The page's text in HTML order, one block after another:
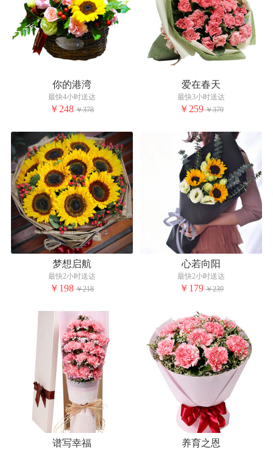
你的港湾
最快4小时送达
￥248 ￥378
爱在春天
最快3小时送达
￥259 ￥379
梦想启航
最快2小时送达
￥198 ￥218
心若向阳
最快2小时送达
￥179 ￥239
谱写幸福 养育之恩